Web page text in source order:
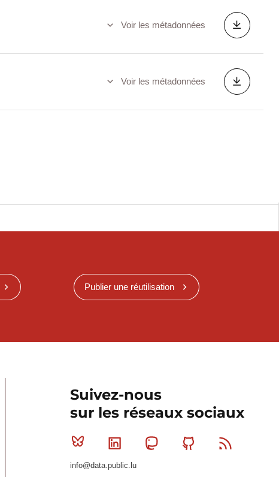
Voir les métadonnées
Voir les métadonnées
Publier une réutilisation
Suivez-nous
sur les réseaux sociaux
Bluesky Linkedin MastodonGithub
info@data.public.lu